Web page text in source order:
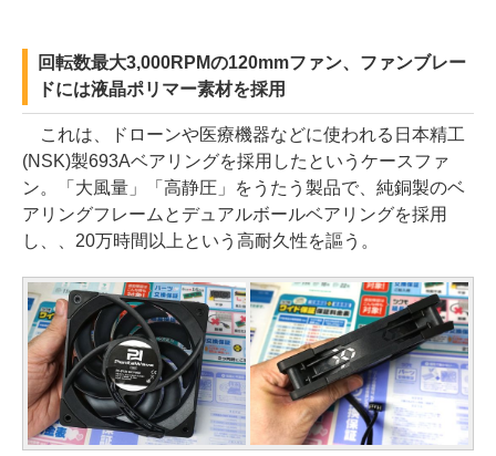
回転数最大3,000RPMの120mmファン、ファンブレー
ドには液晶ポリマー素材を採用
これは、ドローンや医療機器などに使われる日本精工
(NSK)製693Aベアリングを採用したというケースファ
ン。「大風量」「高静圧」をうたう製品で、純銅製のベ
アリングフレームとデュアルボールベアリングを採用
し、、20万時間以上という高耐久性を謳う。